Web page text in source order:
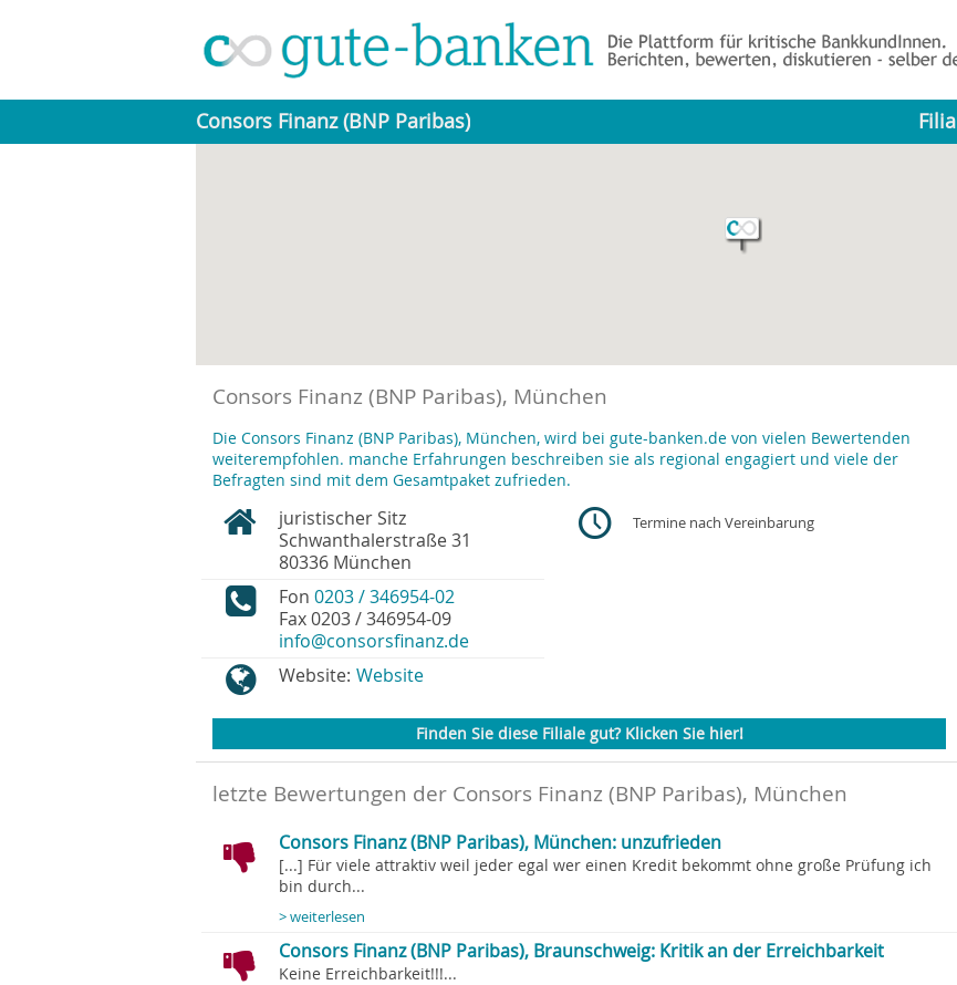
Consors Finanz (BNP Paribas)
Consors Finanz (BNP Paribas), München
Die Consors Finanz (BNP Paribas), München, wird bei gute-banken.de von vielen Bewertenden
weiterempfohlen. manche Erfahrungen beschreiben sie als regional engagiert und viele der
Befragten sind mit dem Gesamtpaket zufrieden.
juristischer Sitz
Schwanthalerstraße 31
80336 München
Fon 0203 / 346954-02
Fax0203 / 346954-09
info@consorsfinanz.de
Website: Website
Termine nach Vereinbarung
Finden Sie diese Filiale gut? Klicken Sie hier!
letzte Bewertungen der Consors Finanz (BNP Paribas), München
Consors Finanz (BNP Paribas), München: unzufrieden
[...] Für viele attraktiv weil jeder egal wer einen Kredit bekommt ohne große Prüfung ich
bin durch...
> weiterlesen
Consors Finanz (BNP Paribas), Braunschweig: Kritik an der Erreichbarkeit
Keine Erreichbarkeit!!!...